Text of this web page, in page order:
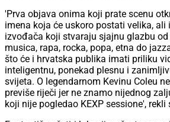
'Prva objava onima koji prate scenu
imena koja će uskoro postati velika, ali
izvođača koji stvaraju sjajnu glazbu od
musica, rapa, rocka, popa, etna do
što će i hrvatska publika imati priliku
inteligentnu, ponekad plesnu i
svijeta. O legendarnom Kevinu Coleu
previše riječi jer ne znamo nijednog
koji nije pogledao KEXP sessione',